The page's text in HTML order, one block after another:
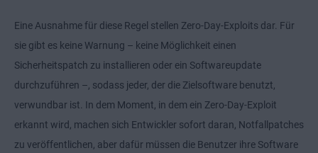
Eine Ausnahme für diese Regel stellen Zero-Day-Exploits dar. Für
sie gibt es keine Warnung – keine Möglichkeit einen
Sicherheitspatch zu installieren oder ein Softwareupdate
durchzuführen –, sodass jeder, der die Zielsoftware benutzt,
verwundbar ist. In dem Moment, in dem ein Zero-Day-Exploit
erkannt wird, machen sich Entwickler sofort daran, Notfallpatches
zu veröffentlichen, aber dafür müssen die Benutzer ihre Software